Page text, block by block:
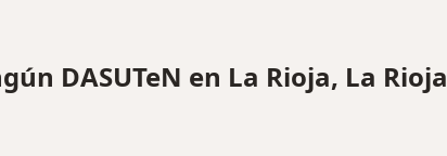
DASUTeN en La Rioja, La Rioja